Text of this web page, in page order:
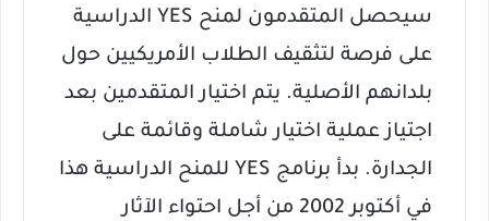
سيحصل المتقدمون لمنح YES الدراسية
على فرصة لتثقيف الطلاب الأمريكيين حول
بلدانهم الأصلية. يتم اختيار المتقدمين بعد
اجتياز عملية اختيار شاملة وقائمة على
الجدارة.
بدأ برنامج YES للمنح الدراسية هذا
في أكتوبر 2002 من أجل احتواء الآثار